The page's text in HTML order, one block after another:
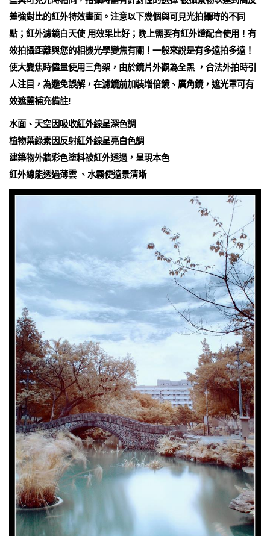
差強對比的紅外特效畫面。注意以下幾個與可見光拍攝時的不同
點；紅外濾鏡白天使 用效果比好；晚上需要有紅外燈配合使用！有
效拍攝距離與您的相機光學變焦有關！一般來說是有多遠拍多遠！
使大變焦時儘量使用三角架，由於鏡片外觀為全黑 ，合法外拍時引
人注目，為避免誤解，在濾鏡前加裝增倍鏡、廣角鏡，遮光罩可有
效遮蓋補充備註!
水面、天空因吸收紅外線呈深色調
植物葉綠素因反射紅外線呈亮白色調
建築物外牆彩色塗料被紅外透過，呈現本色
紅外線能透過薄雲 、水霧使遠景清晰